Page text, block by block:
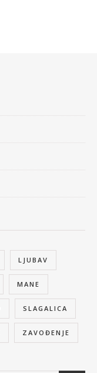
LJUBAV
MANE
SLAGALICA
ZAVOĐENJE